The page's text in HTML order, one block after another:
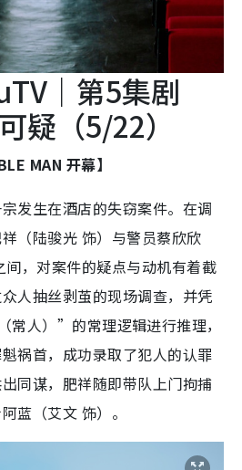
｜第5集剧
疑（5/22）
MAN 开幕】
发生在酒店的失窃案件。在调
（陆骏光 饰）与警员蔡欣欣
间，对案件的疑点与动机有着截
人抽丝剥茧的现场调查，并凭
人）”的常理逻辑进行推理，
祸首，成功录取了犯人的认罪
同谋，肥祥随即带队上门拘捕
蓝（艾文 饰）。